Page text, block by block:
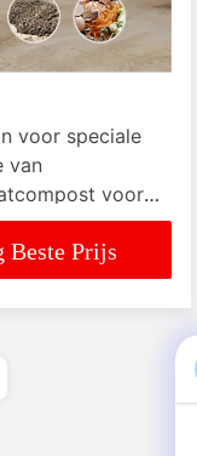
voor speciale
van
voor
Beste Prijs